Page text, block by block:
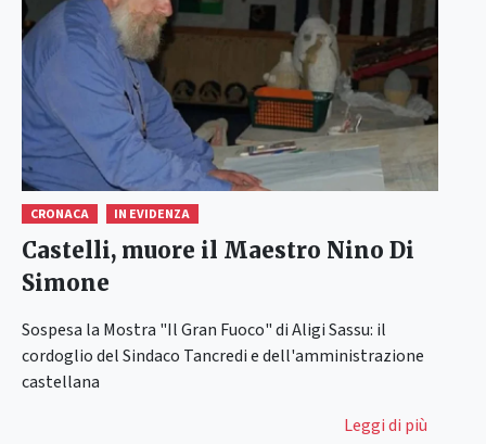
CRONACA IN EVIDENZA
Castelli, muore il Maestro Nino Di
Simone
Sospesa la Mostra "Il Gran Fuoco" di Aligi Sassu: il
cordoglio del Sindaco Tancredi e dell'amministrazione
castellana
Leggi di più